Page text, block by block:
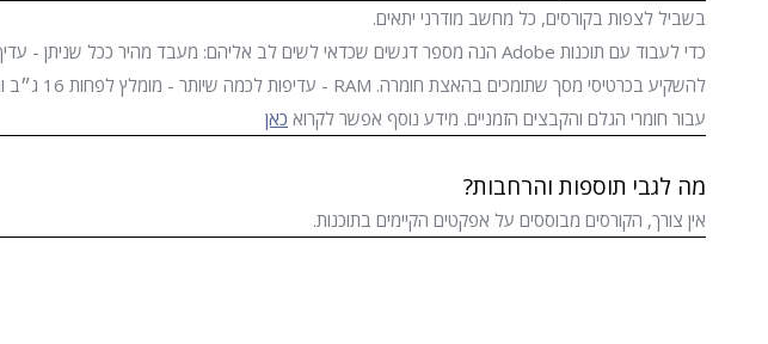
בשביל לצפות בקורסים, כל מחשב מודרני יתאים.
עבור חומרי הגלם והקבצים הזמניים. מידע נוסף אפשר לקרוא כאן
מה לגבי תוספות והרחבות?
אין צורך, הקורסים מבוססים על אפקטים הקיימים בתוכנות.